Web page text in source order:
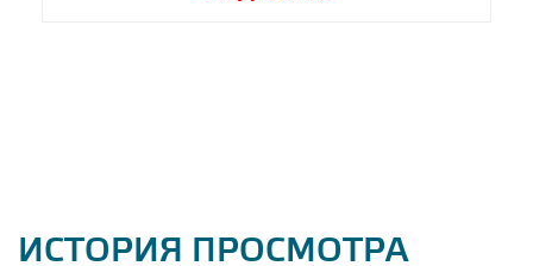
ИСТОРИЯ ПРОСМОТРА